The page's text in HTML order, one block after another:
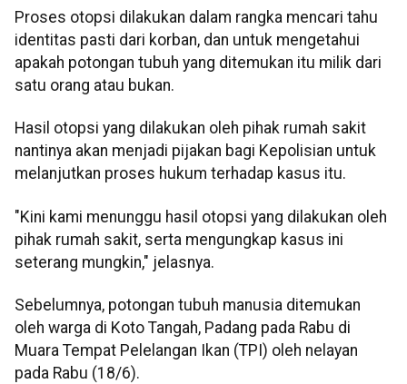
Proses otopsi dilakukan dalam rangka mencari tahu
identitas pasti dari korban, dan untuk mengetahui
apakah potongan tubuh yang ditemukan itu milik dari
satu orang atau bukan.
Hasil otopsi yang dilakukan oleh pihak rumah sakit
nantinya akan menjadi pijakan bagi Kepolisian untuk
melanjutkan proses hukum terhadap kasus itu.
"Kini kami menunggu hasil otopsi yang dilakukan oleh
pihak rumah sakit, serta mengungkap kasus ini
seterang mungkin," jelasnya.
Sebelumnya, potongan tubuh manusia ditemukan
oleh warga di Koto Tangah, Padang pada Rabu di
Muara Tempat Pelelangan Ikan (TPI) oleh nelayan
pada Rabu (18/6).